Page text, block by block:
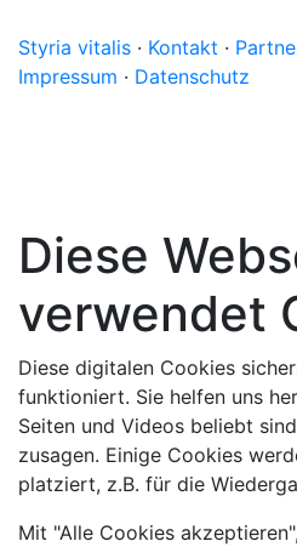
Styria vitalis · Kontakt ·
Impressum · Datenschutz
Diese
verwendet
Diese digitalen Cookies
funktioniert. Sie helfen uns
Seiten und Videos beliebt
zusagen. Einige Cookies
platziert, z.B. für die
Mit "Alle Cookies